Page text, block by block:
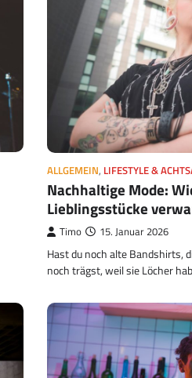
ALLGEMEIN, LIFESTYLE &
Nachhaltige Mode:
Lieblingsstücke
Timo 15. Januar 2026
Hast du noch alte Bandshirts,
noch trägst, weil sie Löcher